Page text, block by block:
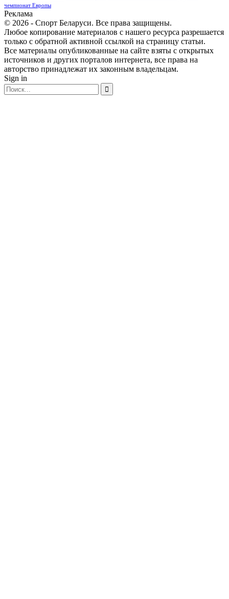
чемпионат Европы
Реклама
© 2026 - Спорт Беларуси. Все права защищены.
Любое копирование материалов с нашего ресурса разрешается
только с обратной активной ссылкой на страницу статьи.
Все материалы опубликованные на сайте взяты с открытых
источников и других порталов интернета, все права на
авторство принадлежат их законным владельцам.
Sign in